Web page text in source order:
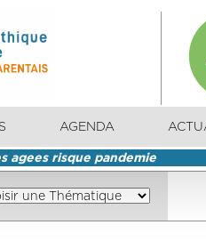
AGENDA
agees risque pandemie